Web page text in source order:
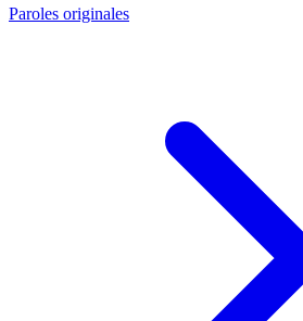
Paroles originales